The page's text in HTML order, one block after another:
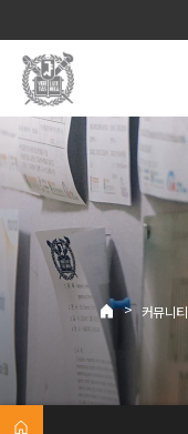
메뉴
> 커뮤니티